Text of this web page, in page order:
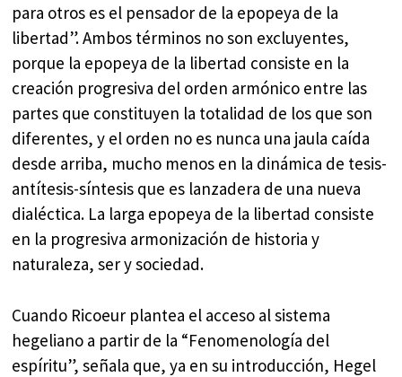
para otros es el pensador de la epopeya de la
libertad”. Ambos términos no son excluyentes,
porque la epopeya de la libertad consiste en la
creación progresiva del orden armónico entre las
partes que constituyen la totalidad de los que son
diferentes, y el orden no es nunca una jaula caída
desde arriba, mucho menos en la dinámica de tesis-
antítesis-síntesis que es lanzadera de una nueva
dialéctica. La larga epopeya de la libertad consiste
en la progresiva armonización de historia y
naturaleza, ser y sociedad.
Cuando Ricoeur plantea el acceso al sistema
hegeliano a partir de la “Fenomenología del
espíritu”, señala que, ya en su introducción, Hegel